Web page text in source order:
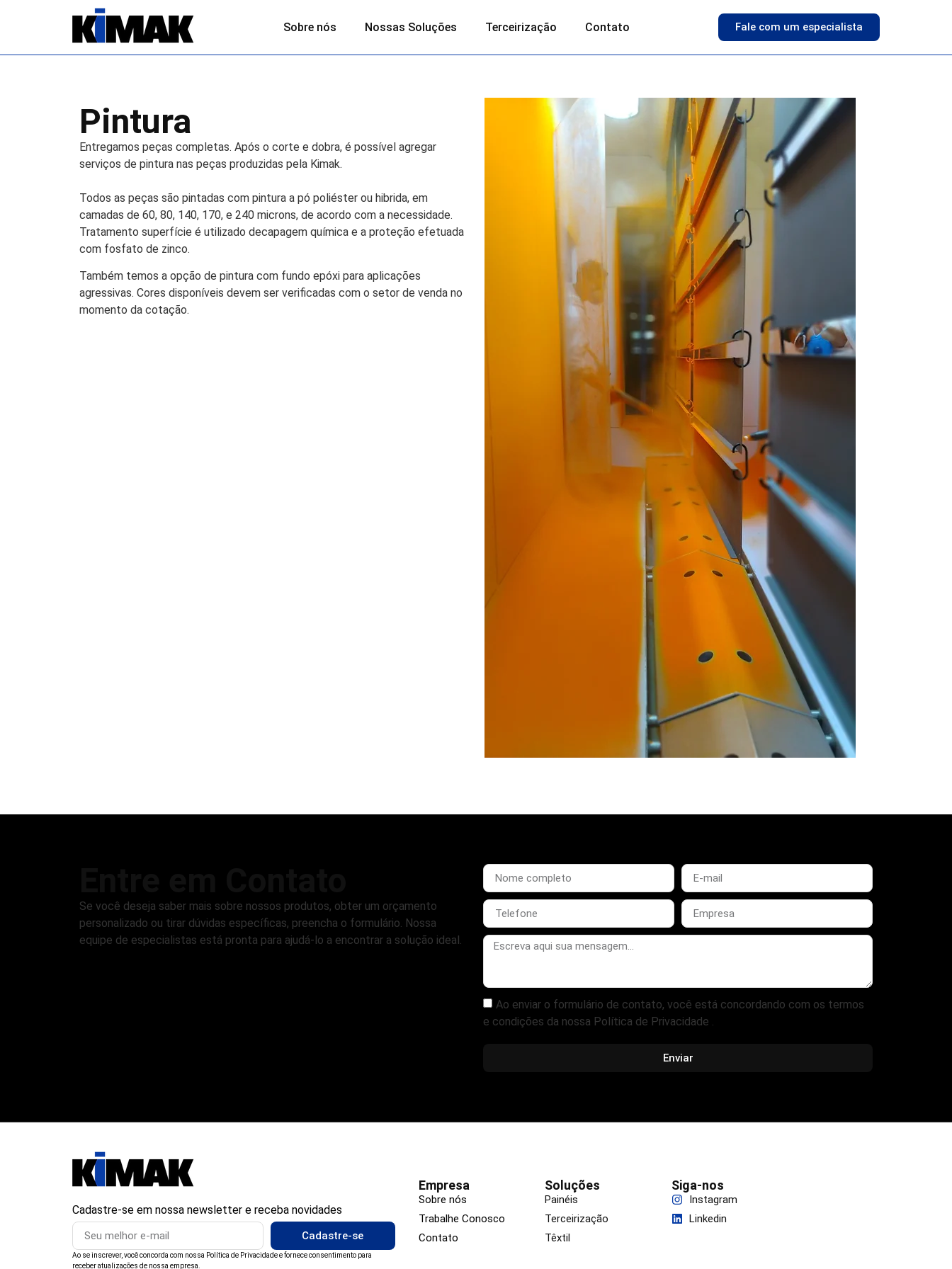
Sobre nós Nossas Soluções Terceirização Contato Fale com um especialista
Pintura
Entregamos peças completas. Após o corte e dobra, é possível agregar
serviços de pintura nas peças produzidas pela Kimak.
Todos as peças são pintadas com pintura a pó poliéster ou hibrida, em
camadas de 60, 80, 140, 170, e 240 microns, de acordo com a necessidade.
Tratamento superfície é utilizado decapagem química e a proteção efetuada
com fosfato de zinco.
Também temos a opção de pintura com fundo epóxi para aplicações
agressivas. Cores disponíveis devem ser verificadas com o setor de venda no
momento da cotação.
Se você deseja saber mais sobre nossos produtos, obter um orçamento
personalizado ou tirar dúvidas específicas, preencha o formulário. Nossa
equipe de especialistas está pronta para ajudá-lo a encontrar a solução ideal.
Ao enviar o formulário de contato, você está concordando com os termos
e condições da nossa Política de Privacidade .
Enviar
Cadastre-se em nossa newsletter e receba novidades
Cadastre-se
Ao se inscrever, você concorda com nossa Política de Privacidade e fornece consentimento para
receber atualizações de nossa empresa.
Empresa
Sobre nós
Trabalhe Conosco
Contato
Soluções
Painéis
Terceirização
Têxtil
Siga-nos
Instagram
Linkedin